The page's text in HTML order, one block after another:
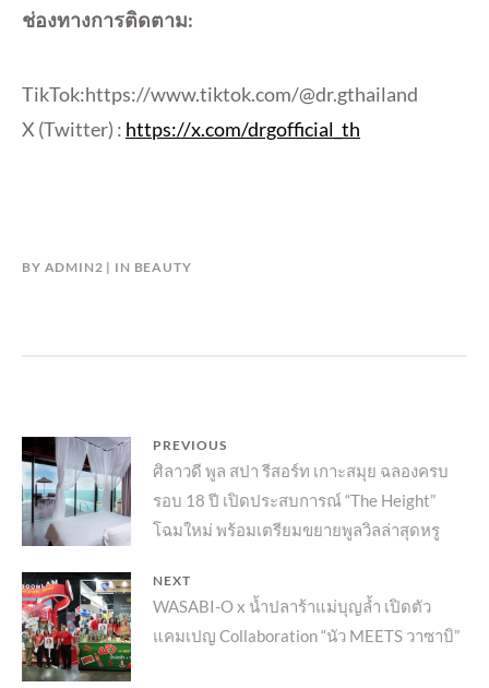
ช่องทางการติดตาม:
TikTok:https://www.tiktok.com/@dr.gthailand
X (Twitter) : https://x.com/drgofficial_th
BY ADMIN2 IN BEAUTY
แนะแนว
เรื่อง
PREVIOUS
Previous
post:
ศิลาวดี พูล สปา รีสอร์ท เกาะสมุย ฉลองครบ
รอบ 18 ปี เปิดประสบการณ์ “The Height”
โฉมใหม่ พร้อมเตรียมขยายพูลวิลล่าสุดหรู
NEXT
Next
post:
WASABI-O x น้ำปลาร้าแม่บุญล้ำ เปิดตัว
แคมเปญ Collaboration “นัว MEETS วาซาบิ”